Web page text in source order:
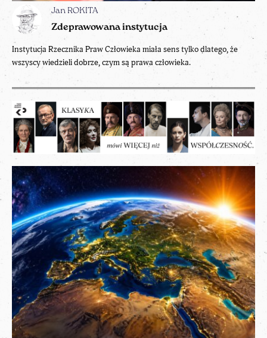
Jan ROKITA
Zdeprawowana instytucja
Instytucja Rzecznika Praw Człowieka miała sens tylko dlatego, że
wszyscy wiedzieli dobrze, czym są prawa człowieka.